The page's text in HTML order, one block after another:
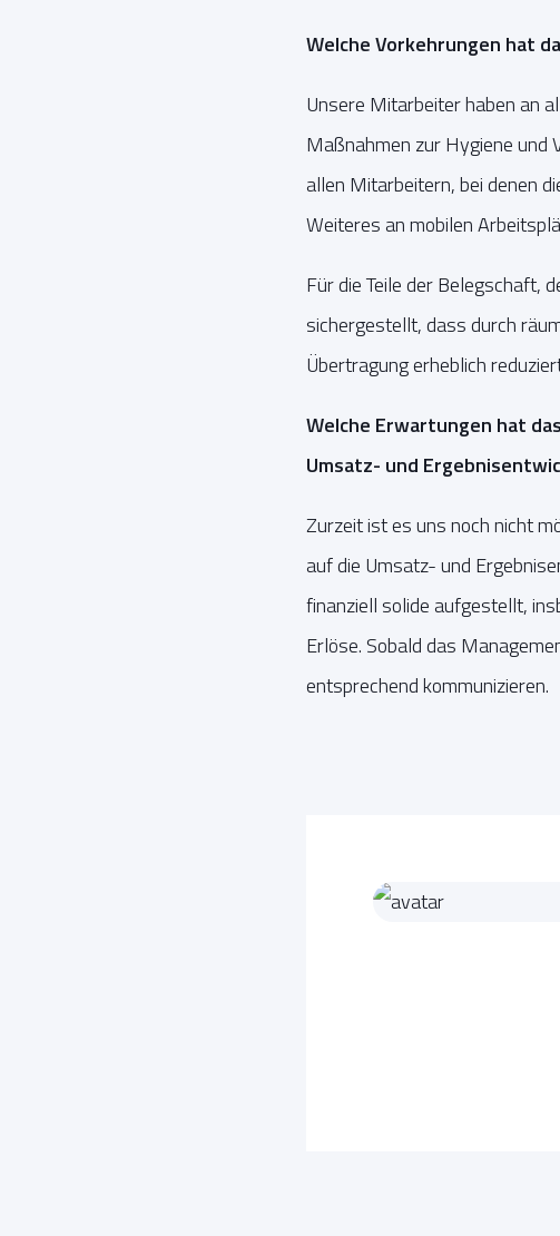
Welche Vorkehrungen hat
Unsere Mitarbeiter haben an
Maßnahmen zur Hygiene und
allen Mitarbeitern, bei denen
Weiteres an mobilen
Für die Teile der Belegschaft,
sichergestellt, dass durch
Übertragung erheblich
Welche Erwartungen hat
Umsatz- und
Zurzeit ist es uns noch nicht
auf die Umsatz- und
finanziell solide aufgestellt,
Erlöse. Sobald das
entsprechend kommunizieren.